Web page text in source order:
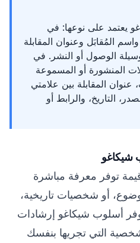
يعتمد على نوعها: في
المُقابَل وعنوان المقابلة
الوصول أو النشر. في
المنشورة أو المسموعة
المقابلة بين علامتي
التاريخ، والرابط أو
شيكاغو
توفر معرفة مباشرة
أو شخصيات تاريخية،
أسلوب شيكاغو إرشادات
التي تجريها بنفسك